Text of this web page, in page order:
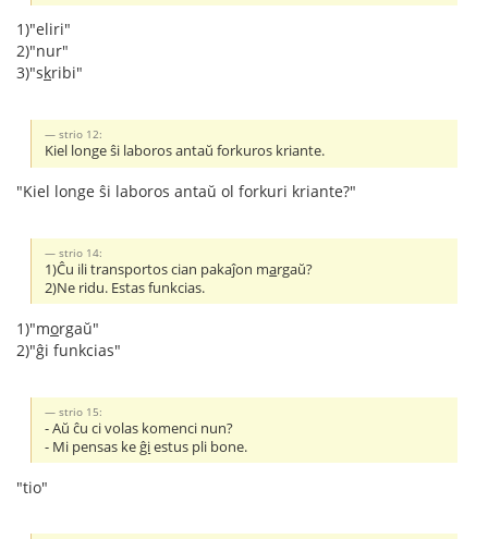
1)"eliri"
2)"nur"
3)"skribi"
strio 12:
Kiel longe ŝi laboros antaŭ forkuros kriante.
"Kiel longe ŝi laboros antaŭ ol forkuri kriante?"
strio 14:
1)Ĉu ili transportos cian pakaĵon margaŭ?
2)Ne ridu. Estas funkcias.
1)"morgaŭ"
2)"ĝi funkcias"
strio 15:
- Aŭ ĉu ci volas komenci nun?
- Mi pensas keĝiestus pli bone.
"tio"